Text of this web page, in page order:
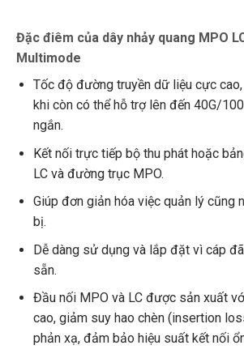
Đặc điêm của dây nhảy quang MPO
Multimode
Tốc độ đường truyền dữ liệu cực
khi còn có thể hỗ trợ lên đến 40G/
ngắn.
Kết nối trực tiếp bộ thu phát hoặc
LC và đường trục MPO.
Giúp đơn giản hóa việc quản lý cũng
bị.
Dễ dàng sử dụng và lắp đặt vì cáp
sẵn.
Đầu nối MPO và LC được sản xuất
cao, giảm suy hao chèn (insertion
phản xạ, đảm bảo hiệu suất kết nối